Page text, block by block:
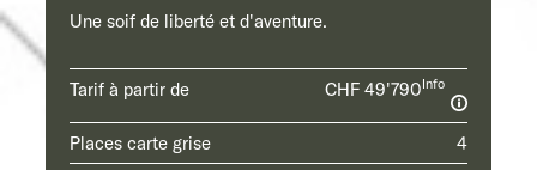
Une soif de liberté et d'aventure.
Tarif à partir de CHF 49'790Info
Places carte grise
4